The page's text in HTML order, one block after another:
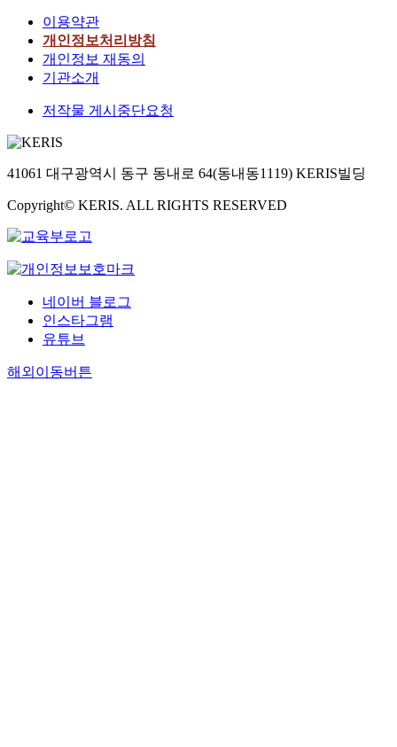
이용약관
개인정보처리방침
개인정보 재동의
기관소개
저작물 게시중단요청
41061 대구광역시 동구 동내로 64(동내동1119) KERIS빌딩
Copyright© KERIS. ALL RIGHTS RESERVED
네이버 블로그
인스타그램
유튜브
해외이동버튼